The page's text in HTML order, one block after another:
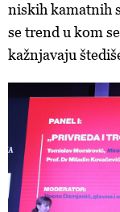
niskih kamatnih
se trend u kom
kažnjavaju